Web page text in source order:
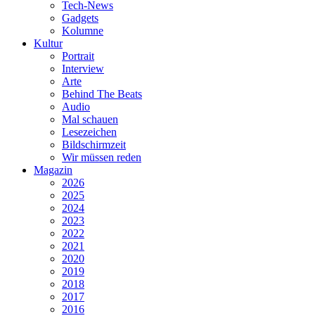
Tech-News
Gadgets
Kolumne
Kultur
Portrait
Interview
Arte
Behind The Beats
Audio
Mal schauen
Lesezeichen
Bildschirmzeit
Wir müssen reden
Magazin
2026
2025
2024
2023
2022
2021
2020
2019
2018
2017
2016